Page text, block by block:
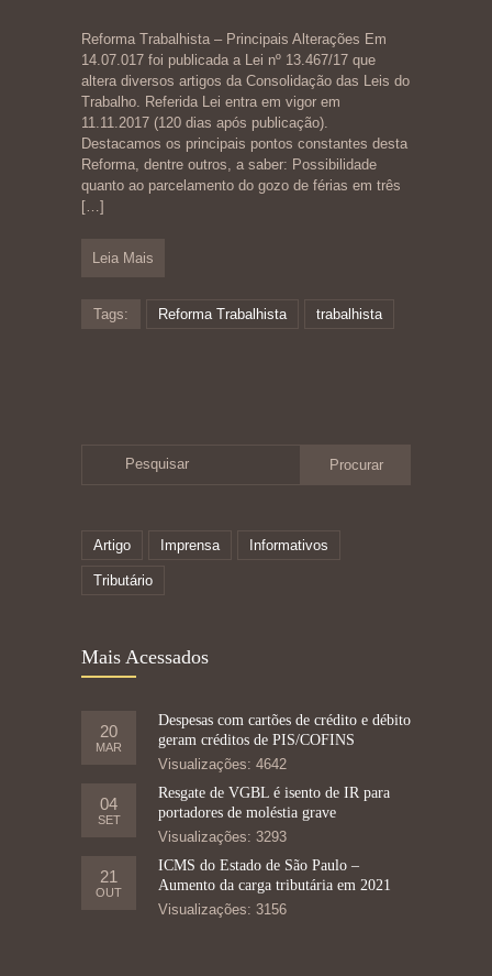
Reforma Trabalhista – Principais Alterações Em
14.07.017 foi publicada a Lei nº 13.467/17 que
altera diversos artigos da Consolidação das Leis do
Trabalho. Referida Lei entra em vigor em
11.11.2017 (120 dias após publicação).
Destacamos os principais pontos constantes desta
Reforma, dentre outros, a saber: Possibilidade
quanto ao parcelamento do gozo de férias em três
[…]
Leia Mais
Tags: Reforma Trabalhista trabalhista
Pesquisar
Artigo Imprensa Informativos
Tributário
Mais Acessados
20
MAR
Despesas com cartões de crédito e débito
geram créditos de PIS/COFINS
Visualizações: 4642
04
SET
Resgate de VGBL é isento de IR para
portadores de moléstia grave
Visualizações: 3293
21
OUT
ICMS do Estado de São Paulo –
Aumento da carga tributária em 2021
Visualizações: 3156